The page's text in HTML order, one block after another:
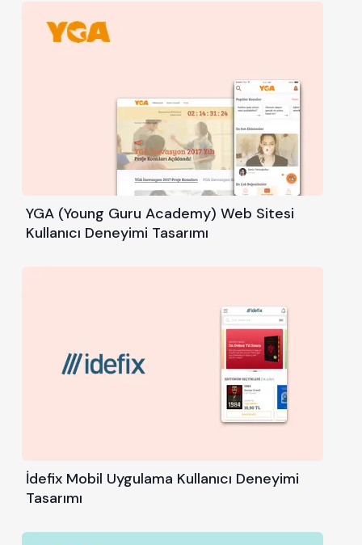
YGA (Young Guru Academy) Web Sitesi
Kullanıcı Deneyimi Tasarımı
İdefix Mobil Uygulama Kullanıcı Deneyimi
Tasarımı